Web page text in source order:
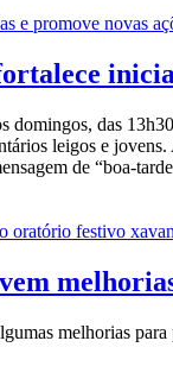
domingos, das
leigos e
de “boa-
melhorias